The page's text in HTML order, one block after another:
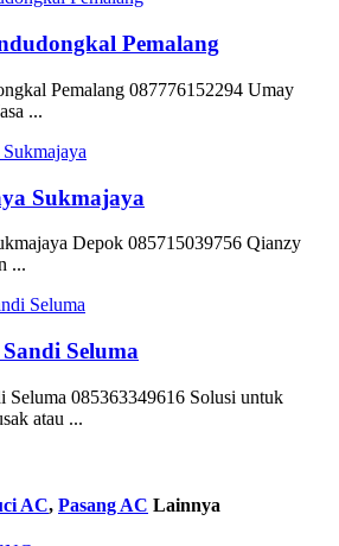
Pemalang
Pemalang 087776152294 Umay
...
Sukmajaya
Depok 085715039756 Qianzy
...
Seluma
Seluma 085363349616 Solusi untuk
atau ...
AC, Pasang AC Lainnya